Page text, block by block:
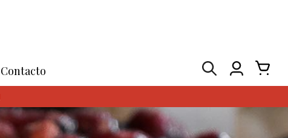
Contacto